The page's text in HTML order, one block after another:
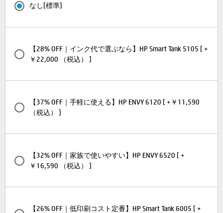
なし[標準]
【28% OFF｜インク代で選ぶなら】HP Smart Tank 5105 [ +
￥22,000 （税込） ]
【37% OFF｜手軽に使える】HP ENVY 6120 [ +￥11,590
（税込） ]
【32% OFF｜家族で使いやすい】HP ENVY 6520 [ +
￥16,590 （税込） ]
【26% OFF｜低印刷コスト定番】HP Smart Tank 6005 [ +